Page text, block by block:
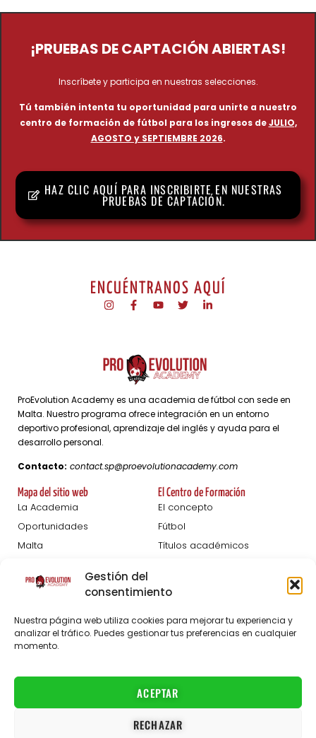
Gestión del
consentimiento
Nuestra página web utiliza cookies para mejorar tu experiencia y
analizar el tráfico. Puedes gestionar tus preferencias en cualquier
momento.
ACEPTAR
RECHAZAR
¡PRUEBAS DE CAPTACIÓN ABIERTAS!
Inscríbete y participa en nuestras selecciones.
Tú también intenta tu oportunidad para unirte a nuestro
centro de formación de fútbol para los ingresos deJULIO,
AGOSTO y SEPTIEMBRE 2026.
HAZ CLIC AQUÍ PARA INSCRIBIRTE EN NUESTRAS
PRUEBAS DE CAPTACIÓN.
ENCUÉNTRANOS AQUÍ
ProEvolution Academy es una academia de fútbol con sede en
Malta. Nuestro programa ofrece integración en un entorno
deportivo profesional, aprendizaje del inglés y ayuda para el
desarrollo personal.
Contacto: contact.sp@proevolutionacademy.com
Mapa del sitio web
La Academia
Oportunidades
Malta
Blog
El Centro de Formación
El concepto
Fútbol
Títulos académicos
Pruebas De Captación
Inscripción Hombres
Inscripción Mujeres
Acerca de
El personal
Empleos
Contacto